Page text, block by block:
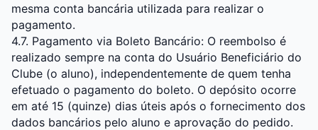
mesma conta bancária utilizada para realizar o
pagamento.
4.7. Pagamento via Boleto Bancário: O reembolso é
realizado sempre na conta do Usuário Beneficiário do
Clube (o aluno), independentemente de quem tenha
efetuado o pagamento do boleto. O depósito ocorre
em até 15 (quinze) dias úteis após o fornecimento dos
dados bancários pelo aluno e aprovação do pedido.